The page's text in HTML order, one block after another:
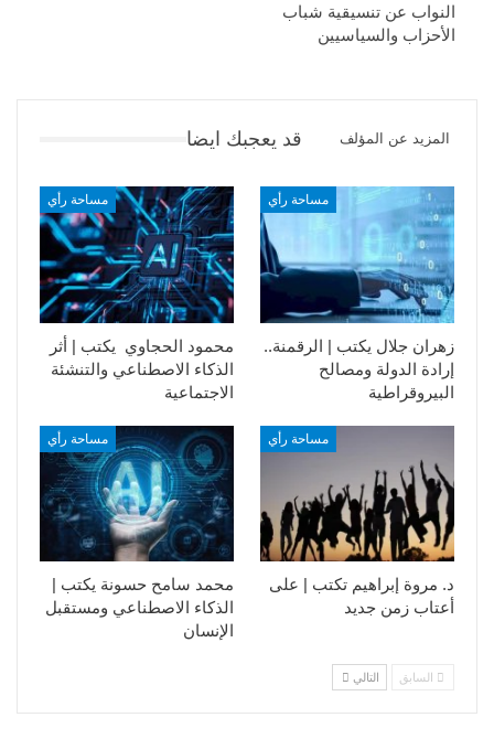
النواب عن تنسيقية شباب
الأحزاب والسياسيين
قد يعجبك ايضا المزيد عن المؤلف
مساحة رأي
محمود الحجاوي يكتب | أثر
الذكاء الاصطناعي والتنشئة
الاجتماعية
مساحة رأي
زهران جلال يكتب | الرقمنة..
إرادة الدولة ومصالح
البيروقراطية
مساحة رأي
محمد سامح حسونة يكتب |
الذكاء الاصطناعي ومستقبل
الإنسان
مساحة رأي
د. مروة إبراهيم تكتب | على
أعتاب زمن جديد
السابق التالي